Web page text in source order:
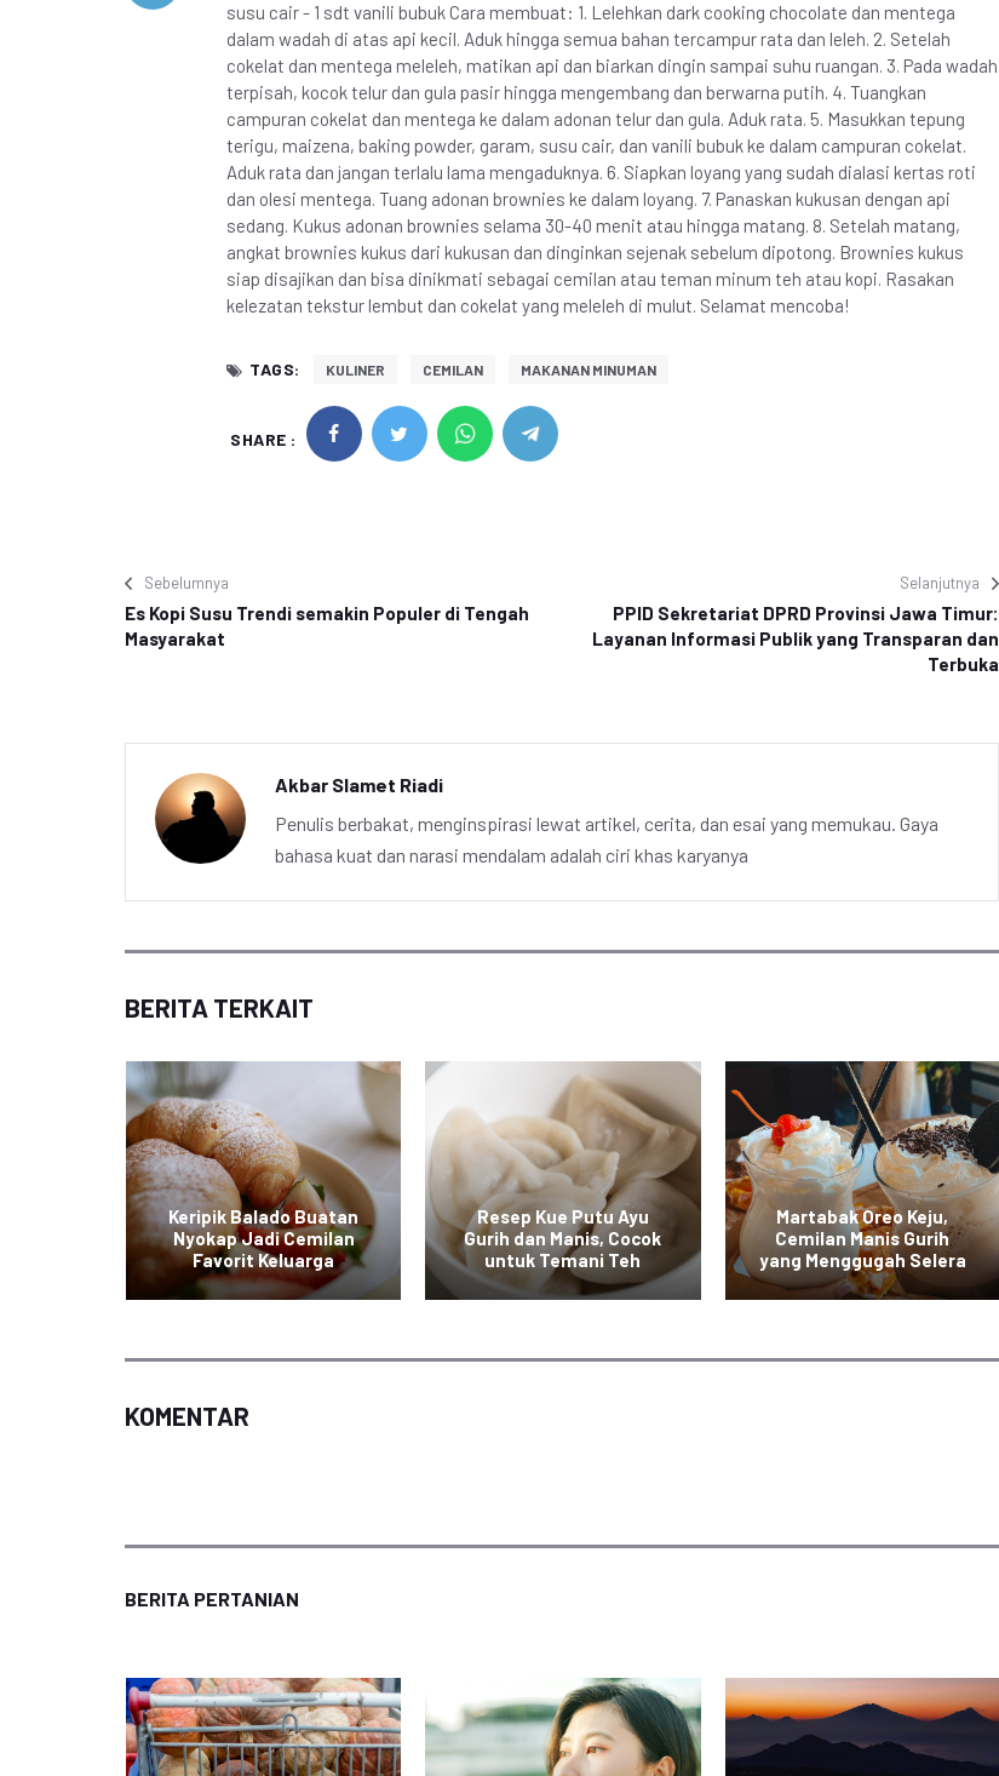
susu cair - 1 sdt vanili bubuk Cara membuat: 1. Lelehkan dark cooking chocolate dan mentega
dalam wadah di atas api kecil. Aduk hingga semua bahan tercampur rata dan leleh. 2. Setelah
cokelat dan mentega meleleh, matikan api dan biarkan dingin sampai suhu ruangan. 3. Pada wadah
terpisah, kocok telur dan gula pasir hingga mengembang dan berwarna putih. 4. Tuangkan
campuran cokelat dan mentega ke dalam adonan telur dan gula. Aduk rata. 5. Masukkan tepung
terigu, maizena, baking powder, garam, susu cair, dan vanili bubuk ke dalam campuran cokelat.
Aduk rata dan jangan terlalu lama mengaduknya. 6. Siapkan loyang yang sudah dialasi kertas roti
dan olesi mentega. Tuang adonan brownies ke dalam loyang. 7. Panaskan kukusan dengan api
sedang. Kukus adonan brownies selama 30-40 menit atau hingga matang. 8. Setelah matang,
angkat brownies kukus dari kukusan dan dinginkan sejenak sebelum dipotong. Brownies kukus
siap disajikan dan bisa dinikmati sebagai cemilan atau teman minum teh atau kopi. Rasakan
kelezatan tekstur lembut dan cokelat yang meleleh di mulut. Selamat mencoba!
TAGS: KULINER CEMILAN MAKANAN MINUMAN
SHARE :
Sebelumnya
Es Kopi Susu Trendi semakin Populer di Tengah
Masyarakat
Selanjutnya
PPID Sekretariat DPRD Provinsi Jawa Timur:
Layanan Informasi Publik yang Transparan dan
Terbuka
Akbar Slamet Riadi
Penulis berbakat, menginspirasi lewat artikel, cerita, dan esai yang memukau. Gaya
bahasa kuat dan narasi mendalam adalah ciri khas karyanya
BERITA TERKAIT
Keripik Balado Buatan
Nyokap Jadi Cemilan
Favorit Keluarga
Resep Kue Putu Ayu
Gurih dan Manis, Cocok
untuk Temani Teh
Martabak Oreo Keju,
Cemilan Manis Gurih
yang Menggugah Selera
KOMENTAR
BERITA PERTANIAN